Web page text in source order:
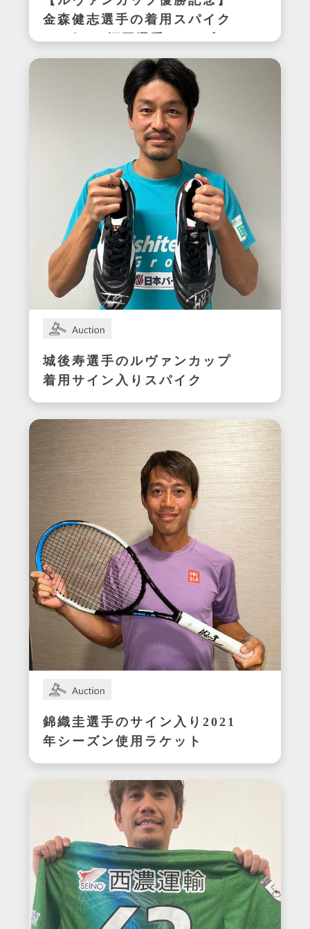
金森健志選手の着用スパイク
(アビスパ福岡選手サイン入
り)
城後寿選手のルヴァンカップ
着用サイン入りスパイク
錦織圭選手のサイン入り2021
年シーズン使用ラケット